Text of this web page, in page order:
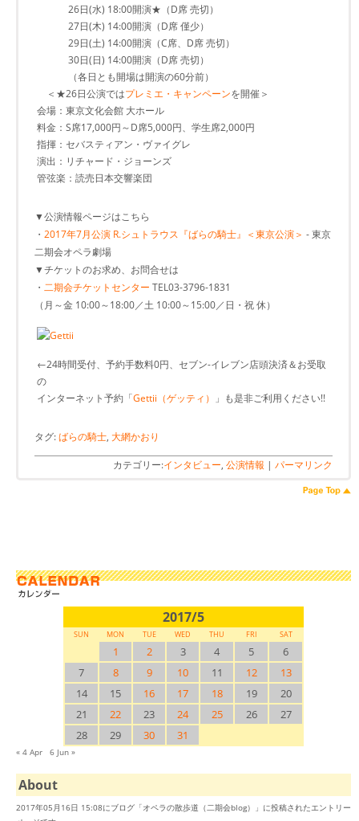
26日(水) 18:00開演★（D席 売切）
27日(木) 14:00開演（D席 僅少）
29日(土) 14:00開演（C席、D席 売切）
30日(日) 14:00開演（D席 売切）
（各日とも開場は開演の60分前）
＜★26日公演ではプレミエ・キャンペーンを開催＞
会場：東京文化会館 大ホール
料金：S席17,000円～D席5,000円、学生席2,000円
指揮：セバスティアン・ヴァイグレ
演出：リチャード・ジョーンズ
管弦楽：読売日本交響楽団
▼公演情報ページはこちら
・ 2017年7月公演 R.シュトラウス『ばらの騎士』＜東京公演＞ - 東京
二期会オペラ劇場
▼チケットのお求め、お問合せは
・ 二期会チケットセンター TEL03-3796-1831
（月～金 10:00～18:00／土 10:00～15:00／日・祝 休）
←24時間受付、予約手数料0円、セブン-イレブン店頭決済＆お受取
の
インターネット予約「Gettii（ゲッティ） 」も是非ご利用ください!!
タグ:ばらの騎士, 大網かおり
カテゴリー:インタビュー, 公演情報 | パーマリンク
2017/5
SUN MON TUE WED THU FRI SAT
1 2 3 4 5
6
7
8 9 10 11 12
13
14
15 16 17 18 19
20
21
22 23 24 25 26
27
28
29 30 31
« 4 Apr 6 Jun »
About
2017年05月16日 15:08にブログ「オペラの散歩道（二期会blog）」に投稿されたエントリー